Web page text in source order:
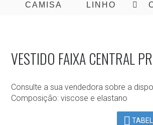
CAMISA LINHO
VESTIDO FAIXA CENTRAL
Consulte a sua vendedora sobre a
Composição: viscose e elastano